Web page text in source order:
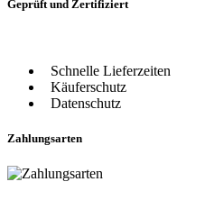
Geprüft und Zertifiziert
Schnelle Lieferzeiten
Käuferschutz
Datenschutz
Zahlungsarten